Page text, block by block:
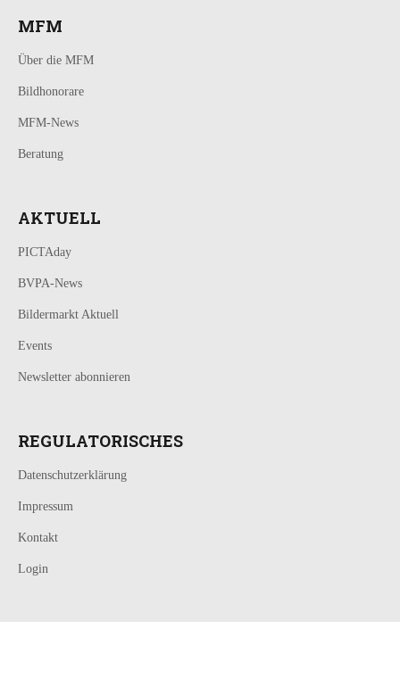
MFM
Über die MFM
Bildhonorare
MFM-News
Beratung
AKTUELL
PICTAday
BVPA-News
Bildermarkt Aktuell
Events
Newsletter abonnieren
REGULATORISCHES
Datenschutzerklärung
Impressum
Kontakt
Login